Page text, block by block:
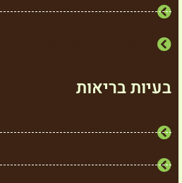
תזונה נטורופתית
בעיות בריאות
תסמונת סיוגרן
תופעות גיל המעבר